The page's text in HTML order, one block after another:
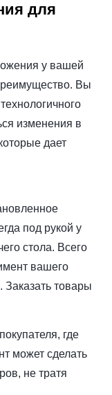
для
у вашей
Вы
изменения в
дает
под рукой у
стола. Всего
вашего
Заказать товары
где
может сделать
не тратя